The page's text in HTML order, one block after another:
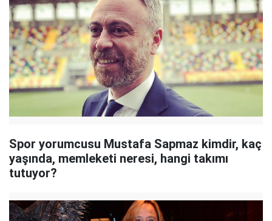
Spor yorumcusu Mustafa Sapmaz kimdir, kaç
yaşında, memleketi neresi, hangi takımı
tutuyor?